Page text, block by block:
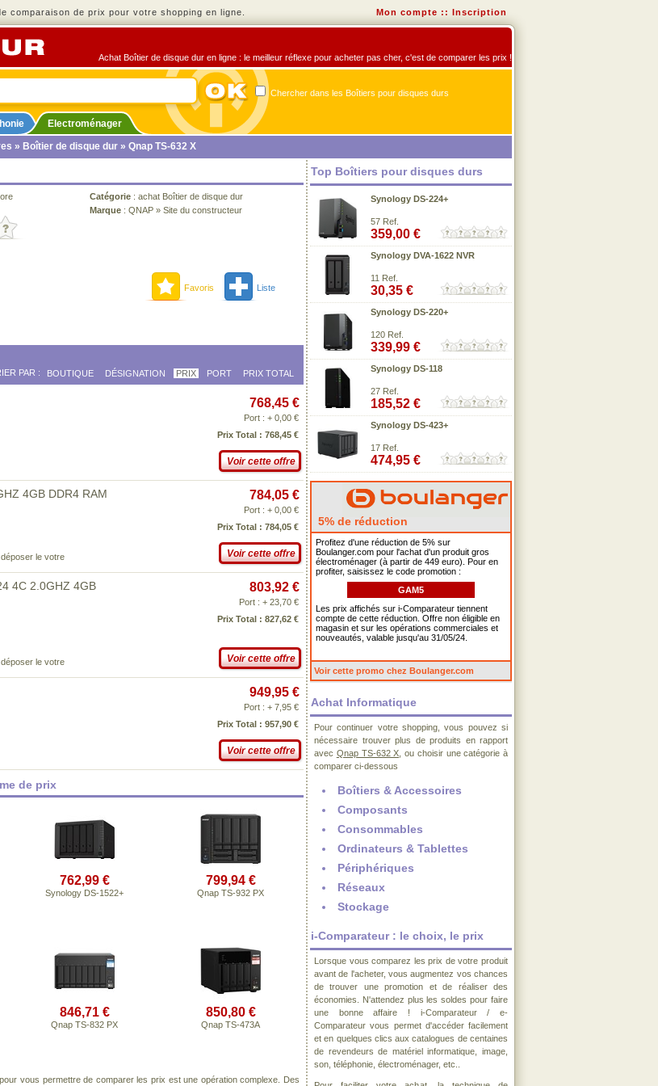
comparaison de prix pour votre shopping en ligne. Mon compte :: Inscription
Achat Boîtier de disque dur en ligne : le meilleur réflexe pour acheter pas cher, c'est de comparer les prix !
Chercher dans les Boîtiers pour disques durs
Electroménager
» Boîtier de disque dur » Qnap TS-632 X
Catégorie : achat Boîtier de disque dur
Marque : QNAP » Site du constructeur
Favoris Liste
PAR : BOUTIQUE DÉSIGNATION PRIX PORT PRIX TOTAL
768,45 €
Port : + 0,00 €
Prix Total : 768,45 €
Voir cette offre
4GB DDR4 RAM
le votre
784,05 €
Port : + 0,00 €
Prix Total : 784,05 €
Voir cette offre
4C 2.0GHZ 4GB
le votre
803,92 €
Port : + 23,70 €
Prix Total : 827,62 €
Voir cette offre
949,95 €
Port : + 7,95 €
Prix Total : 957,90 €
Voir cette offre
de prix
762,99 €
Synology DS-1522+
799,94 €
Qnap TS-932 PX
846,71 €
Qnap TS-832 PX
850,80 €
Qnap TS-473A
vous permettre de comparer les prix est une opération complexe. Des
Top Boîtiers pour disques durs
Synology DS-224+
57 Ref.
359,00 €
Synology DVA-1622 NVR
11 Ref.
30,35 €
Synology DS-220+
120 Ref.
339,99 €
Synology DS-118
27 Ref.
185,52 €
Synology DS-423+
17 Ref.
474,95 €
5% de réduction
Profitez d'une réduction de 5% sur
Boulanger.com pour l'achat d'un produit gros
électroménager (à partir de 449 euro). Pour en
profiter, saisissez le code promotion :
GAM5
Les prix affichés sur i-Comparateur tiennent
compte de cette réduction. Offre non éligible en
magasin et sur les opérations commerciales et
nouveautés, valable jusqu'au 31/05/24.
Voir cette promo chez Boulanger.com
Achat Informatique
Pour continuer votre shopping, vous pouvez si
nécessaire trouver plus de produits en rapport
avec Qnap TS-632 X , ou choisir une catégorie à
comparer ci-dessous
Boîtiers & Accessoires
Composants
Consommables
Ordinateurs & Tablettes
Périphériques
Réseaux
Stockage
i-Comparateur : le choix, le prix
Lorsque vous comparez les prix de votre produit
avant de l'acheter, vous augmentez vos chances
de trouver une promotion et de réaliser des
économies. N'attendez plus les soldes pour faire
une bonne affaire ! i-Comparateur / e-
Comparateur vous permet d'accéder facilement
et en quelques clics aux catalogues de centaines
de revendeurs de matériel informatique, image,
son, téléphonie, électroménager, etc..